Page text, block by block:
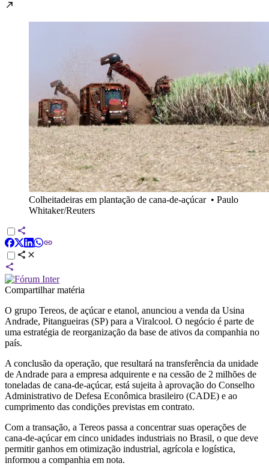
Colheitadeiras em plantação de cana-de-açúcar• Paulo
Whitaker/Reuters
Compartilhar matéria
O grupo Tereos, de açúcar e etanol, anunciou a venda da Usina
Andrade, Pitangueiras (SP) para a Viralcool. O negócio é parte de
uma estratégia de reorganização da base de ativos da companhia no
país.
A conclusão da operação, que resultará na transferência da unidade
de Andrade para a empresa adquirente e na cessão de 2 milhões de
toneladas de cana-de-açúcar, está sujeita à aprovação do Conselho
Administrativo de Defesa Econômica brasileiro (CADE) e ao
cumprimento das condições previstas em contrato.
Com a transação, a Tereos passa a concentrar suas operações de
cana-de-açúcar em cinco unidades industriais no Brasil, o que deve
permitir ganhos em otimização industrial, agrícola e logística,
informou a companhia em nota.